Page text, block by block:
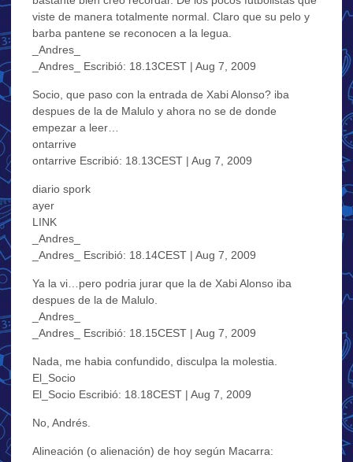
viste de manera totalmente normal. Claro que su pelo y
barba pantene se reconocen a la legua.
_Andres_
_Andres_ Escribió: 18.13CEST | Aug 7, 2009
Socio, que paso con la entrada de Xabi Alonso? iba
despues de la de Malulo y ahora no se de donde
empezar a leer…
ontarrive
ontarrive Escribió: 18.13CEST | Aug 7, 2009
diario spork
ayer
LINK
_Andres_
_Andres_ Escribió: 18.14CEST | Aug 7, 2009
Ya la vi…pero podria jurar que la de Xabi Alonso iba
despues de la de Malulo.
_Andres_
_Andres_ Escribió: 18.15CEST | Aug 7, 2009
Nada, me habia confundido, disculpa la molestia.
El_Socio
El_Socio Escribió: 18.18CEST | Aug 7, 2009
No, Andrés.
Alineación (o alienación) de hoy según Macarra: